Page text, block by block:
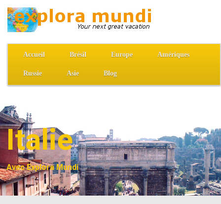
Accueil Brésil Europe Amériques
Russie Asie Blog
Italie
Avec Explora Mundi